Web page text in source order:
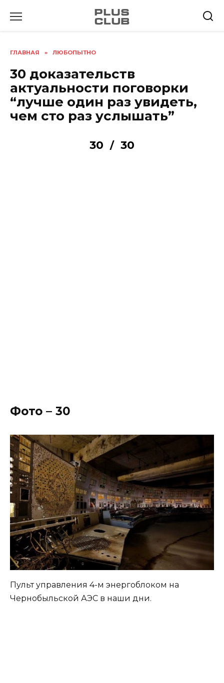
ГЛАВНАЯ » ЛЮБОПЫТНО
30 доказательств
актуальности поговорки
“лучше один раз увидеть,
чем сто раз услышать”
30 / 30
Фото – 30
Пульт управления 4-м энергоблоком на
Чернобыльской АЭС в наши дни.